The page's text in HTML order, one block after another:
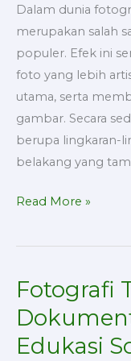
Dalam dunia
merupakan salah
populer. Efek ini
foto yang lebih
utama, serta
gambar. Secara
berupa lingkaran-
belakang yang
Read More »
Fotografi
Edukasi
Fotografi
Tidak
Sekadar
Dokumentasi,